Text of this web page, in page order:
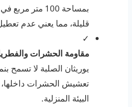
بمساحة 100
قليلة، مما يعني عدم
✓
مقاومة الحشرات
يوريثان الصلبة لا تسمح
تعشيش الحشرات
البيئة المنزلية.